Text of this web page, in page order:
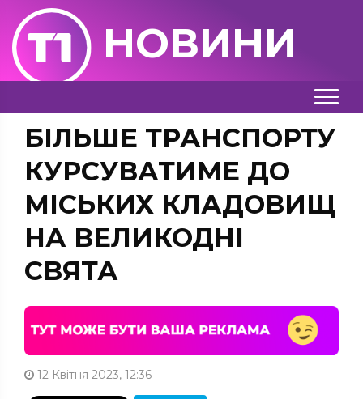
НОВИНИ
БІЛЬШЕ ТРАНСПОРТУ
КУРСУВАТИМЕ ДО
МІСЬКИХ КЛАДОВИЩ
НА ВЕЛИКОДНІ
СВЯТА
12 Квітня 2023, 12:36